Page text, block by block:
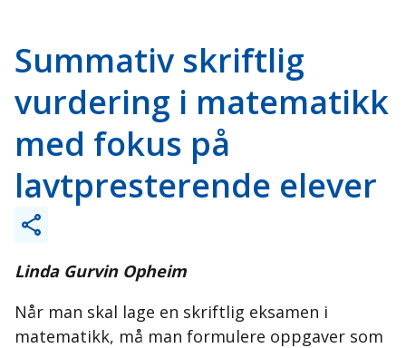
Summativ skriftlig
vurdering i matematikk
med fokus på
lavtpresterende elever
Linda Gurvin Opheim
Når man skal lage en skriftlig eksamen i
matematikk, må man formulere oppgaver som